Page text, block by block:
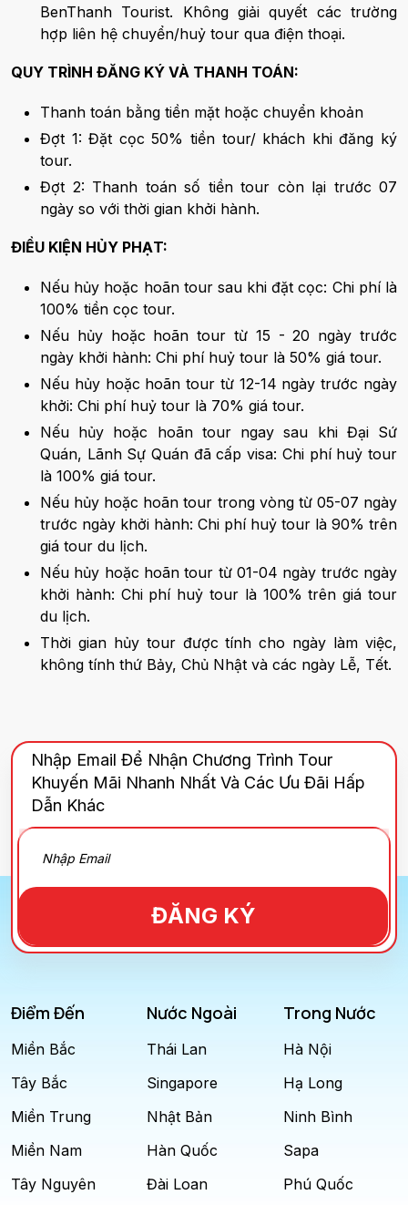
BenThanh Tourist. Không giải quyết các trường
hợp liên hệ chuyển/huỷ tour qua điện thoại.
QUY TRÌNH ĐĂNG KÝ VÀ THANH TOÁN:
Thanh toán bằng tiền mặt hoặc chuyển khoản
Đợt 1: Đặt cọc 50% tiền tour/ khách khi đăng ký
tour.
Đợt 2: Thanh toán số tiền tour còn lại trước 07
ngày so với thời gian khởi hành.
ĐIỀU KIỆN HỦY PHẠT:
Nếu hủy hoặc hoãn tour sau khi đặt cọc: Chi phí là
100% tiền cọc tour.
Nếu hủy hoặc hoãn tour từ 15 - 20 ngày trước
ngày khởi hành: Chi phí huỷ tour là 50% giá tour.
Nếu hủy hoặc hoãn tour từ 12-14 ngày trước ngày
khởi: Chi phí huỷ tour là 70% giá tour.
Nếu hủy hoặc hoãn tour ngay sau khi Đại Sứ
Quán, Lãnh Sự Quán đã cấp visa: Chi phí huỷ tour
là 100% giá tour.
Nếu hủy hoặc hoãn tour trong vòng từ 05-07 ngày
trước ngày khởi hành: Chi phí huỷ tour là 90% trên
giá tour du lịch.
Nếu hủy hoặc hoãn tour từ 01-04 ngày trước ngày
khởi hành: Chi phí huỷ tour là 100% trên giá tour
du lịch.
Thời gian hủy tour được tính cho ngày làm việc,
không tính thứ Bảy, Chủ Nhật và các ngày Lễ, Tết.
Nhập Email Để Nhận Chương Trình Tour
Khuyến Mãi Nhanh Nhất Và Các Ưu Đãi Hấp
Dẫn Khác
ĐĂNG KÝ
Điểm Đến
Miền Bắc
Tây Bắc
Miền Trung
Miền Nam
Tây Nguyên
Nước Ngoài
Thái Lan
Singapore
Nhật Bản
Hàn Quốc
Đài Loan
Trong Nước
Hà Nội
Hạ Long
Ninh Bình
Sapa
Phú Quốc